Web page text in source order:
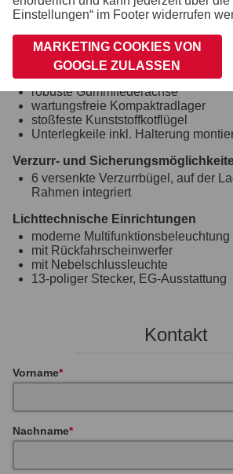
durchgängiger, rutschhemmender
Siebdruckholzboden
12 mm stark
Räder und Achsen
robuste Gummifederachse
wartungsfreie Kompaktradlager
stoßfeste Kunststoffkotflügel
Unterlegkeile inkl. Halterung
Verzurr- und
6 versenkte Verzurrbügel, auf der
Rahmen integriert
Lichttechnische Einrichtungen
moderne Multifunktionsbeleuchtung
mit Rückfahrscheinwerfer
mit Nebelschlussleuchte
13-poliger Stecker, EG-Ausstattung
Kontakt
Vorname
Nachname
Einstellungen“ im Footer widerrufen
MARKETING COOKIES VON
GOOGLE ZULASSEN